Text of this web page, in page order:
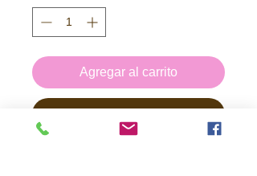
Agregar al carrito